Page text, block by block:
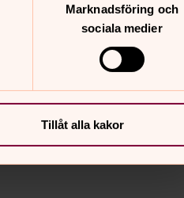
Marknadsföring och
sociala medier
Tillåt alla kakor